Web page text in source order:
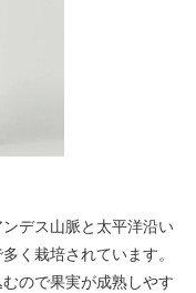
デス山脈と太平洋沿い
く栽培されています。
ので果実が成熟しやす